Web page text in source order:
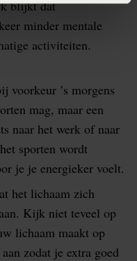
blijkt dat
minder mentale
activiteiten.
voorkeur ’s morgens
mag, maar een
naar het werk of naar
sporten wordt
je je energieker voelt.
het lichaam zich
Kijk niet teveel op
lichaam maakt op
zodat je extra goed